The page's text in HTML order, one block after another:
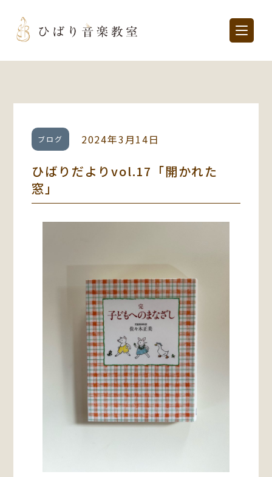
ブログ 2024年3月14日
ひばりだよりvol.17「開かれた
窓」